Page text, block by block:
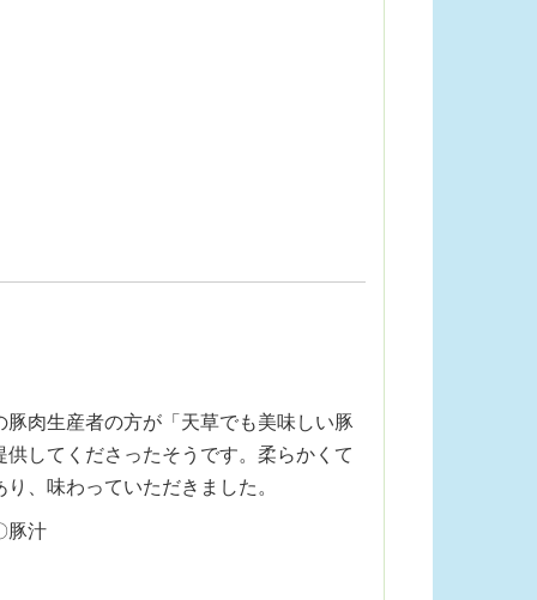
肉生産者の方が「天草でも美味しい豚
してくださったそうです。柔らかくて
、味わっていただきました。
汁